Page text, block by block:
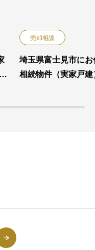
売却相談
埼玉県富士見市に
相続物件（実家戸